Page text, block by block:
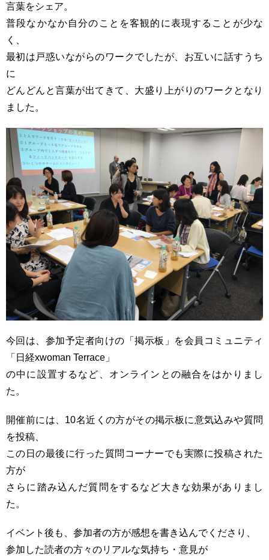
言葉をシェア。
普段なかなか自分のことを客観的に表現することが少な
く、
最初は戸惑いながらのワークでしたが、お互いに話すうち
に
どんどんと言葉が出てきて、大盛り上がりのワークとなり
ました。
今回は、参加予定者向けの「掲示板」を会員コミュニティ
「日経xwoman Terrace」
の中に設置するなど、オンラインとの融合をはかりまし
た。
開催前には、10名近くの方がその掲示板に意気込みや質問
を投稿、
この日の最後に行った質問コーナーでも実際に投稿された
方が
さらに踏み込んだ質問をするなど大きな効果がありまし
た。
イベント後も、参加者の方が感想を書き込んでくださり、
参加した読者の方々のリアルな気持ち・意見が